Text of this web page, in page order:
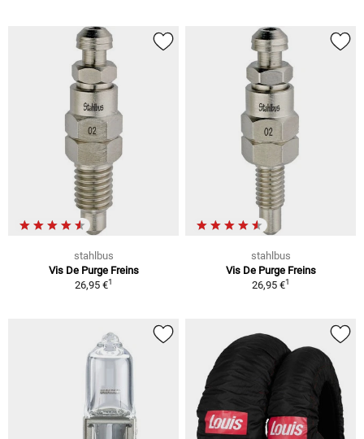
stahlbus
Vis De Purge Freins
26,95 €1
stahlbus
Vis De Purge Freins
26,95 €1